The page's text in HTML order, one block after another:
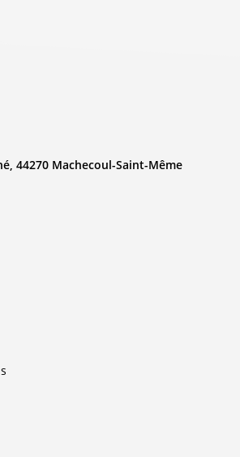
44270 Machecoul-Saint-Même